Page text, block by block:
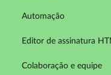
Automação
Editor de assinatura
Colaboração e equipe